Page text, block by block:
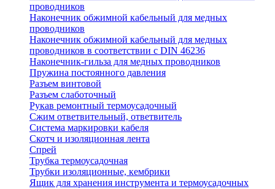
проводников
Наконечник обжимной кабельный для медных
проводников
Наконечник обжимной кабельный для медных
проводников в соответствии с DIN 46236
Наконечник-гильза для медных проводников
Пружина постоянного давления
Разъем винтовой
Разъем слаботочный
Рукав ремонтный термоусадочный
Сжим ответвительный, ответвитель
Система маркировки кабеля
Скотч и изоляционная лента
Спрей
Трубка термоусадочная
Трубки изоляционные, кембрики
Ящик для хранения инструмента и термоусадочных